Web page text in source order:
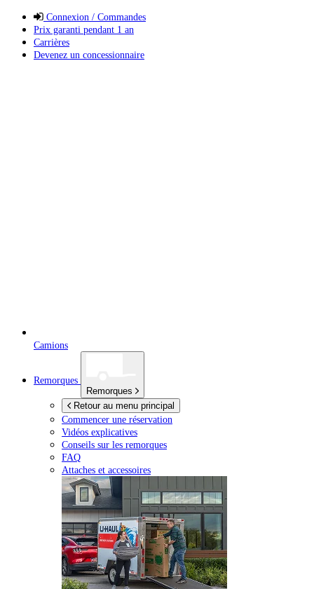
Connexion / Commandes
Prix garanti pendant 1 an
Carrières
Devenez un concessionnaire
Camions
Remorques
Remorques
Retour au menu principal
Commencer une réservation
Vidéos explicatives
Conseils sur les remorques
FAQ
Attaches et accessoires